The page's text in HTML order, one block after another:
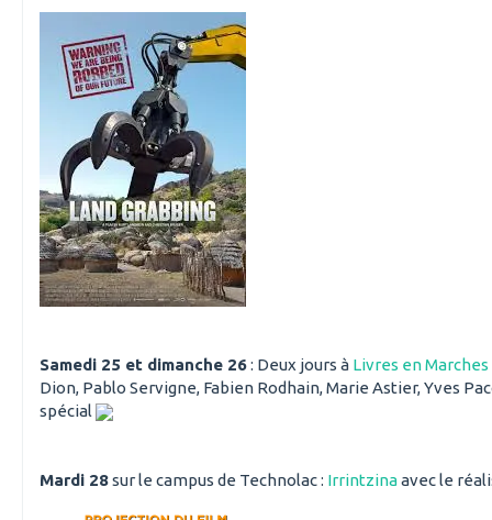
Samedi 25 et dimanche 26: Deux jours à Livres en Marches
Dion, Pablo Servigne, Fabien Rodhain, Marie Astier, Yves
spécial
Mardi 28sur le campus de Technolac : Irrintzinaavec le